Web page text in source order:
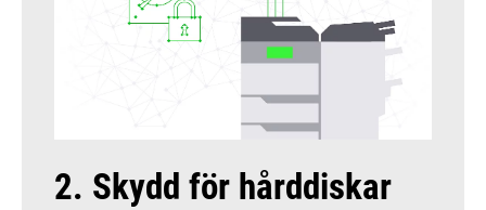
2. Skydd för hårddiskar